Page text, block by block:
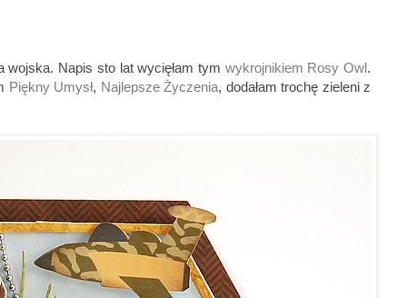
wojska. Napis sto lat wycięłam tym wykrojnikiem Rosy Owl.
Piękny Umysł, Najlepsze Życzenia, dodałam trochę zieleni z